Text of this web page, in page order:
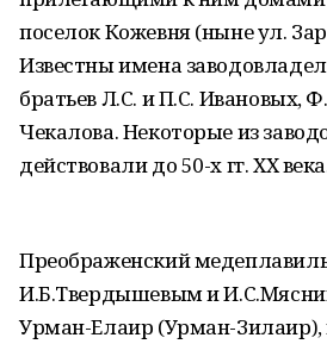
поселок Кожевня (ныне ул.
Известны имена
братьев Л.С. и П.С. Ивановых,
Чекалова. Некоторые из
действовали до 50-х гг. ХХ
Преображенский
И.Б.Твердышевым и
Урман-Елаир (Урман-Зилаир),